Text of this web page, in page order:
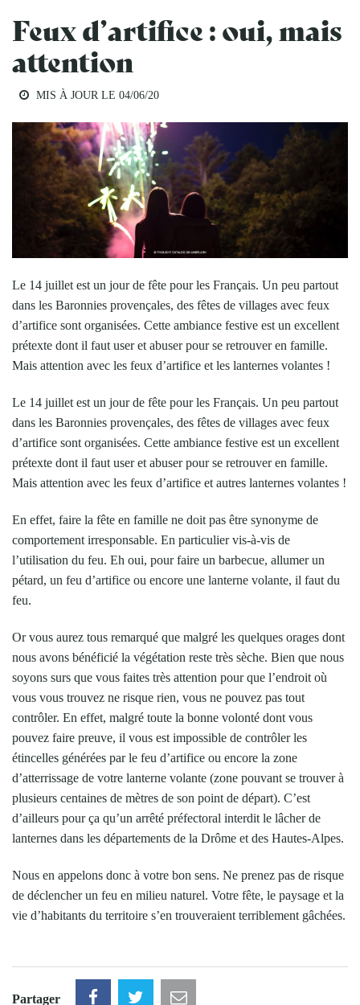
Feux d’artifice : oui, mais
attention
MIS À JOUR LE 04/06/20
Le 14 juillet est un jour de fête pour les Français. Un peu partout
dans les Baronnies provençales, des fêtes de villages avec feux
d’artifice sont organisées. Cette ambiance festive est un excellent
prétexte dont il faut user et abuser pour se retrouver en famille.
Mais attention avec les feux d’artifice et les lanternes volantes !
Le 14 juillet est un jour de fête pour les Français. Un peu partout
dans les Baronnies provençales, des fêtes de villages avec feux
d’artifice sont organisées. Cette ambiance festive est un excellent
prétexte dont il faut user et abuser pour se retrouver en famille.
Mais attention avec les feux d’artifice et autres lanternes volantes !
En effet, faire la fête en famille ne doit pas être synonyme de
comportement irresponsable. En particulier vis-à-vis de
l’utilisation du feu. Eh oui, pour faire un barbecue, allumer un
pétard, un feu d’artifice ou encore une lanterne volante, il faut du
feu.
Or vous aurez tous remarqué que malgré les quelques orages dont
nous avons bénéficié la végétation reste très sèche. Bien que nous
soyons surs que vous faites très attention pour que l’endroit où
vous vous trouvez ne risque rien, vous ne pouvez pas tout
contrôler. En effet, malgré toute la bonne volonté dont vous
pouvez faire preuve, il vous est impossible de contrôler les
étincelles générées par le feu d’artifice ou encore la zone
d’atterrissage de votre lanterne volante (zone pouvant se trouver à
plusieurs centaines de mètres de son point de départ). C’est
d’ailleurs pour ça qu’un arrêté préfectoral interdit le lâcher de
lanternes dans les départements de la Drôme et des Hautes-Alpes.
Nous en appelons donc à votre bon sens. Ne prenez pas de risque
de déclencher un feu en milieu naturel. Votre fête, le paysage et la
vie d’habitants du territoire s’en trouveraient terriblement gâchées.
Partager